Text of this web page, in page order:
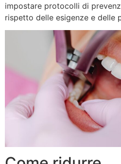
impostare protocolli di
rispetto delle esigenze e delle